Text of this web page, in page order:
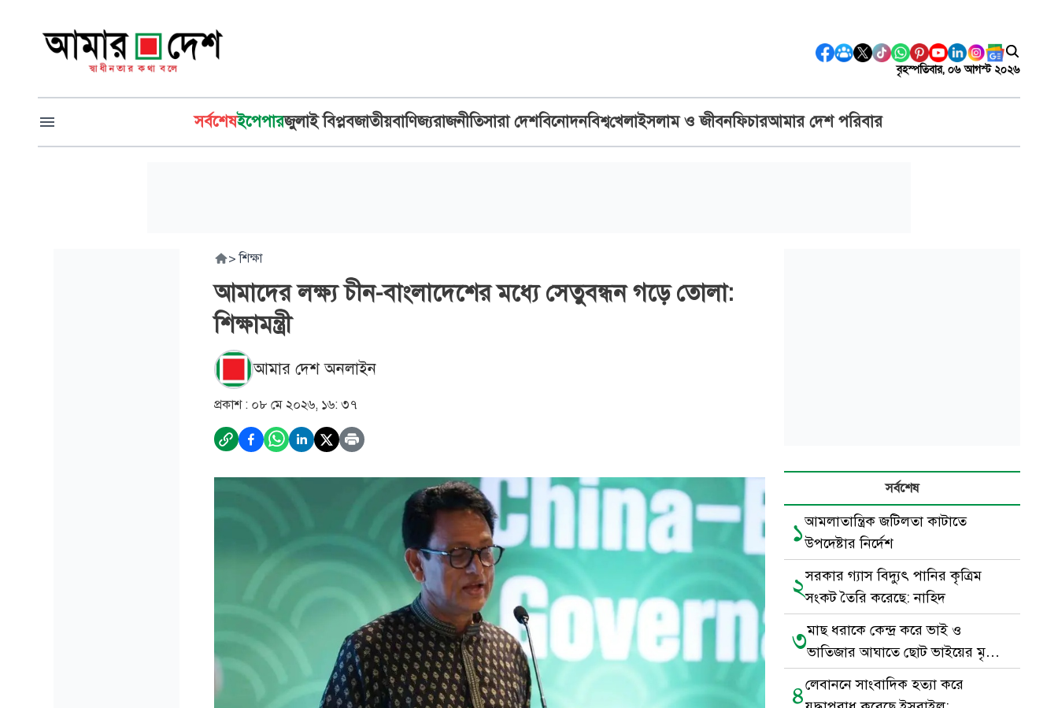
বৃহস্পতিবার, ০৬ আগস্ট ২০২৬
সর্বশেষইপেপারজুলাই বিপ্লবজাতীয়বাণিজ্যরাজনীতিসারা দেশবিনোদনবিশ্বখেলাইসলাম ও জীবনফিচারআমার দেশ পরিবার
> শিক্ষা
আমাদের লক্ষ্য চীন-বাংলাদেশের মধ্যে সেতুবন্ধন গড়ে তোলা:
শিক্ষামন্ত্রী
আমার দেশ অনলাইন
প্রকাশ : ০৮ মে ২০২৬, ১৬: ৩৭
সর্বশেষ
১আমলাতান্ত্রিক জটিলতা কাটাতে
উপদেষ্টার নির্দেশ
২সরকার গ্যাস বিদ্যুৎ পানির কৃত্রিম
সংকট তৈরি করেছে: নাহিদ
৩মাছ ধরাকে কেন্দ্র করে ভাই ও
ভাতিজার আঘাতে ছোট ভাইয়ের মৃত্যু,
আটক ১
৪লেবাননে সাংবাদিক হত্যা করে